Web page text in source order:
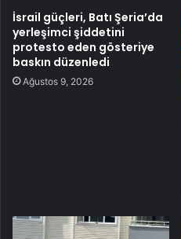
İsrail güçleri, Batı Şeria’da
yerleşimci şiddetini
protesto eden gösteriye
baskın düzenledi
Ağustos 9, 2026